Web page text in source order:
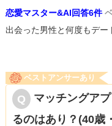
恋愛マスター&AI回答6件
出会った男性と何度もデー
ベストアンサーあり
マッチングア
るのはあり？(40歳